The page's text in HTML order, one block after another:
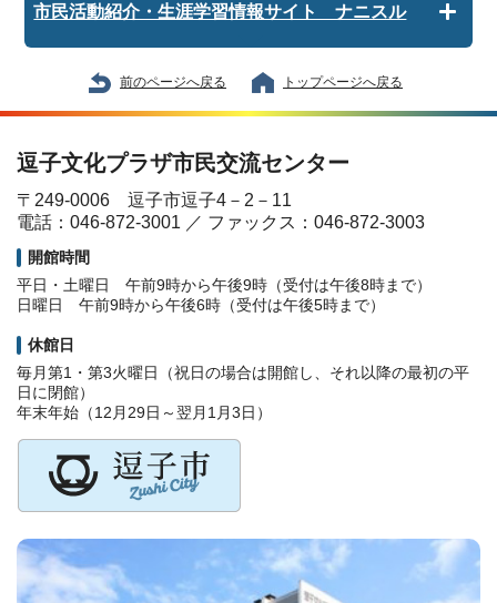
市民活動紹介・生涯学習情報サイト ナニスル
前のページへ戻る トップページへ戻る
逗子文化プラザ市民交流センター
〒249-0006 逗子市逗子4－2－11
電話：046-872-3001 ／ ファックス：046-872-3003
開館時間
平日・土曜日 午前9時から午後9時（受付は午後8時まで）
日曜日 午前9時から午後6時（受付は午後5時まで）
休館日
毎月第1・第3火曜日（祝日の場合は開館し、それ以降の最初の平
日に閉館）
年末年始（12月29日～翌月1月3日）